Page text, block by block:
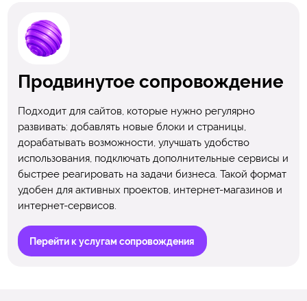
Продвинутое сопровождение
Подходит для сайтов, которые нужно регулярно
развивать: добавлять новые блоки и страницы,
дорабатывать возможности, улучшать удобство
использования, подключать дополнительные сервисы и
быстрее реагировать на задачи бизнеса. Такой формат
удобен для активных проектов, интернет-магазинов и
интернет-сервисов.
Перейти к услугам сопровождения